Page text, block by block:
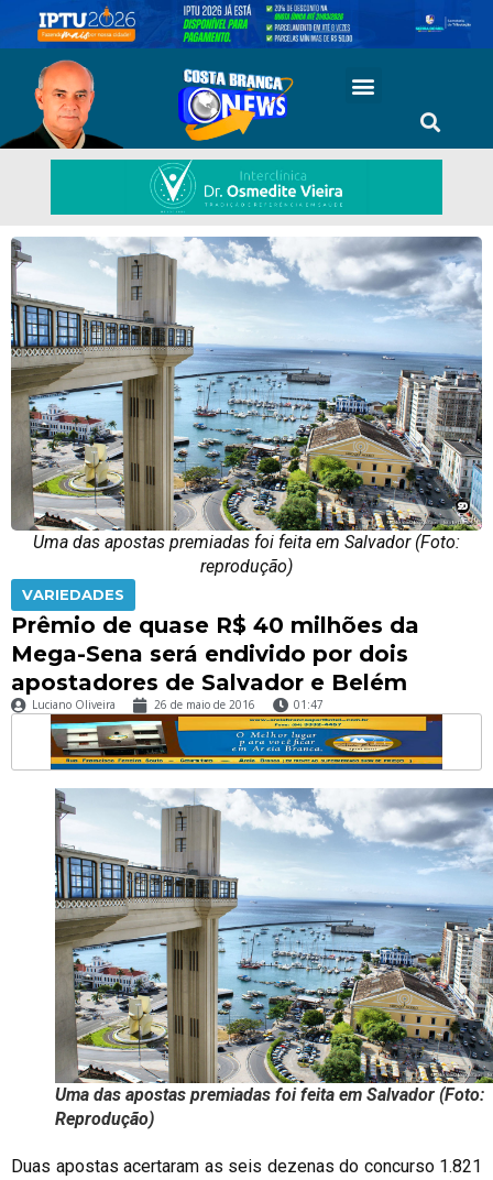
Uma das apostas premiadas foi feita em Salvador (Foto:
reprodução)
VARIEDADES
Prêmio de quase R$ 40 milhões da
Mega-Sena será endivido por dois
apostadores de Salvador e Belém
Luciano Oliveira 26 de maio de 2016 01:47
Uma das apostas premiadas foi feita em Salvador (Foto:
Reprodução)
Duas apostas acertaram as seis dezenas do concurso 1.821